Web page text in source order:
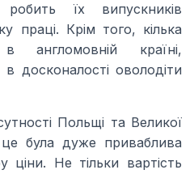
робить їх випускників
праці. Крім того, кілька
англомовній країні,
досконалості оволодіти
Польщі та Великої
була дуже приваблива
ціни. Не тільки вартість